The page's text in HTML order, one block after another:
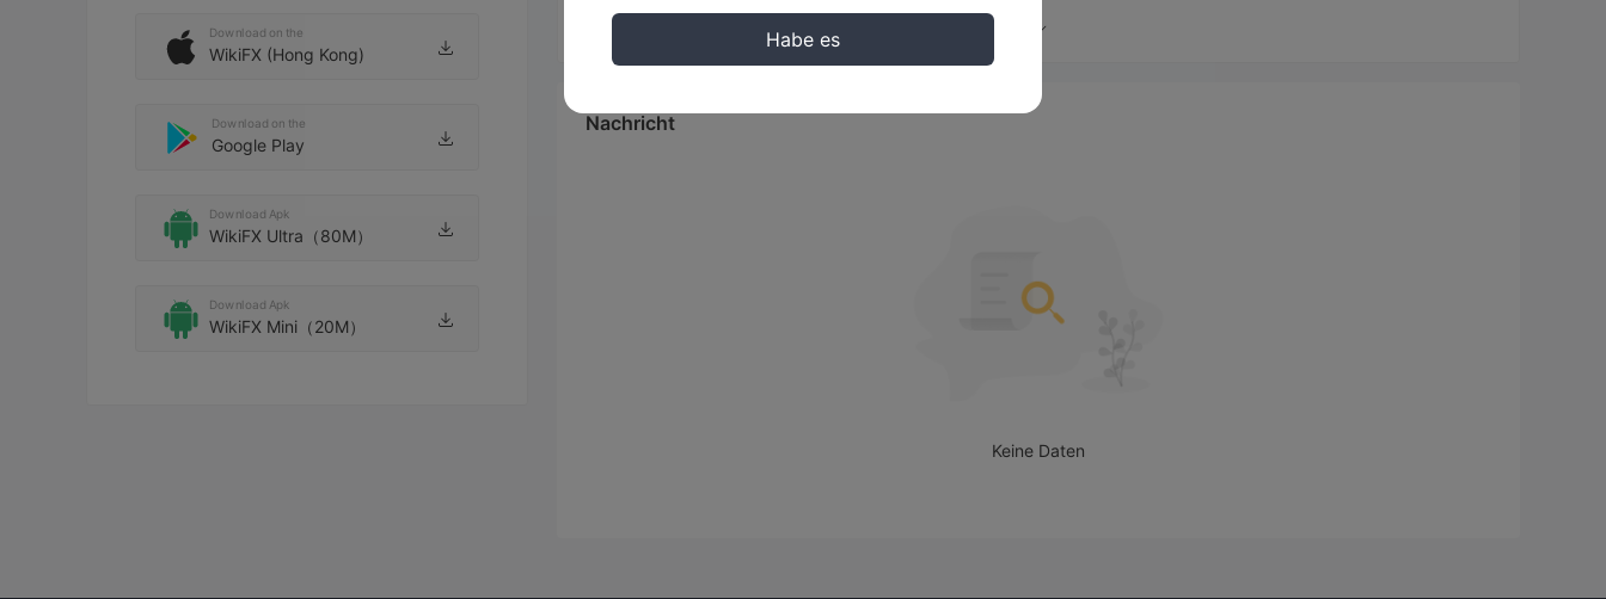
Download on the
WikiFX (Hong Kong)
Download on the
Google Play
Download Apk
WikiFX Ultra（80M）
Download Apk
WikiFX Mini（20M）
Haitong International bietet hauptsächlich folgende Finanzdienstleistungen an:
Private Vermögensverwaltung: Bietet maßgeschneiderte Vermögensplanung, Vermögensallokation und andere
Unternehmensfinanzierung: Umfasst IPO-Sponsoring, Anleiheemissionen, Fusionen und Übernahmen,
Investment Business: Strebt nach absoluten Renditen durch die Durchführung eigener Investitionen in globalen
öffentlichen Märkten, um eine globale Vermögensallokation zu erreichen.
Nachricht
Keine Daten
Habe es